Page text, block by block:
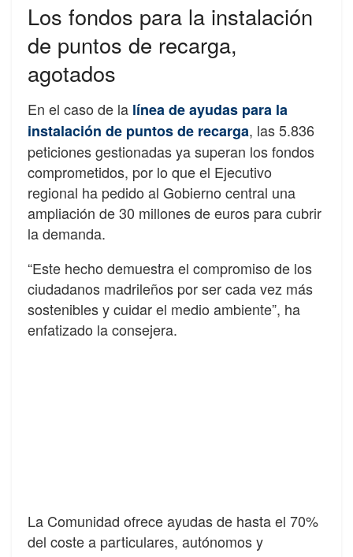
Los fondos para la instalación
de puntos de recarga,
agotados
En el caso de la línea de ayudas para la
instalación de puntos de recarga, las 5.836
peticiones gestionadas ya superan los fondos
comprometidos, por lo que el Ejecutivo
regional ha pedido al Gobierno central una
ampliación de 30 millones de euros para cubrir
la demanda.
“Este hecho demuestra el compromiso de los
ciudadanos madrileños por ser cada vez más
sostenibles y cuidar el medio ambiente”, ha
enfatizado la consejera.
La Comunidad ofrece ayudas de hasta el 70%
del coste a particulares, autónomos y